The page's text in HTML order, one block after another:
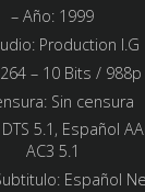
– Año: 1999
Production I.G
– 10 Bits / 988p
Sin censura
5.1, Español
AC3 5.1
Español